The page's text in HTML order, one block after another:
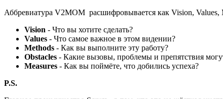
Аббревиатура V2MOM расшифровывается как Vision,
Vision - Что вы хотите сделать?
Values - Что самое важное в этом видении?
Methods - Как вы выполните эту работу?
Obstacles - Какие вызовы, проблемы и препятствия
Measures - Как вы поймёте, что добились успеха?
P.S.